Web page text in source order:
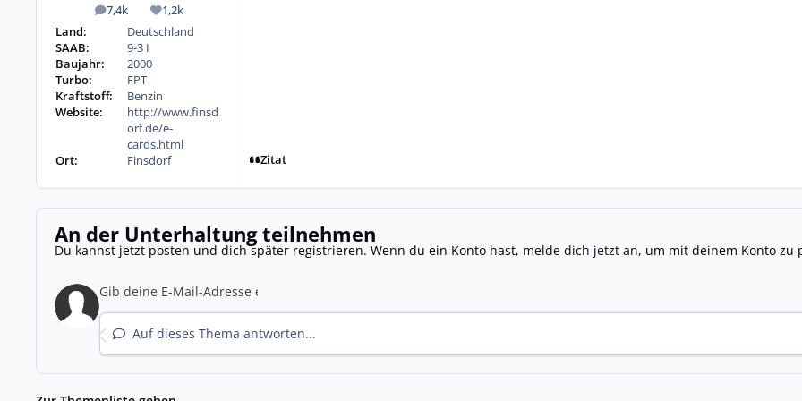
7,4k
Beiträge 1,2k
Reputation
Land:
Deutschland
SAAB:
9-3 I
Baujahr:
2000
Turbo:
FPT
Kraftstoff:
Benzin
Website:
http://www.finsd
orf.de/e-
cards.html
Ort:
Finsdorf Zitat
An der Unterhaltung teilnehmen
Du kannst jetzt posten und dich später registrieren. Wenn du ein Konto hast, melde dich jetzt an, um mit deinem Konto zu
Auf dieses Thema antworten...